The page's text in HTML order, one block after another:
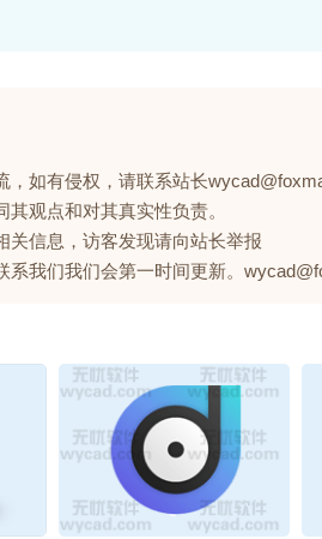
如有侵权，请联系站长
观点和对其真实性负责。
关信息，访客发现请向站长举报
我们我们会第一时间更新。